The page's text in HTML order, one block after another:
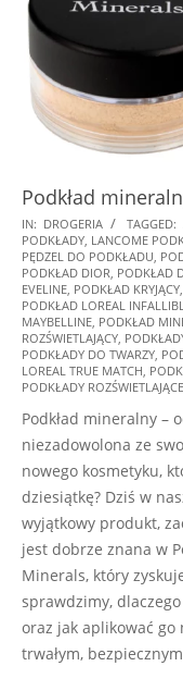
Podkład
2025-
01-
19
IN: DROGERIA TAGGED:
PODKŁADY LANCOME
PĘDZEL DO PODKŁADU
PODKŁAD DIOR PODKŁAD
EVELINE PODKŁAD KRYJĄCY
PODKŁAD LOREAL
MAYBELLINE PODKŁAD
ROZŚWIETLAJĄCY
PODKŁADY DO TWARZY
LOREAL TRUE MATCH
PODKŁADY ROZŚWIETLAJĄCE
Podkład mineralny –
niezadowolona ze
nowego kosmetyku,
dziesiątkę? Dziś w
wyjątkowy produkt,
jest dobrze znana w
Minerals, który
sprawdzimy,
oraz jak aplikować go
trwałym,